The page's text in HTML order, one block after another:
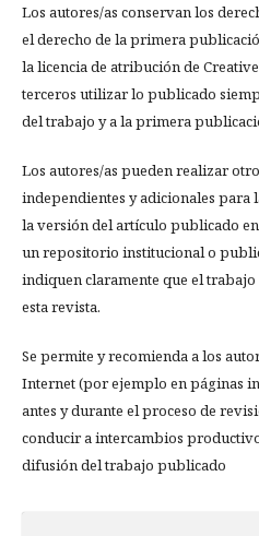
Los autores/as conservan los
el derecho de la primera
la licencia de atribución de
terceros utilizar lo publicado
del trabajo y a la primera
Los autores/as pueden realizar
independientes y adicionales
la versión del artículo publicado
un repositorio institucional o
indiquen claramente que el
esta revista.
Se permite y recomienda a los
Internet (por ejemplo en páginas
antes y durante el proceso de
conducir a intercambios
difusión del trabajo publicado